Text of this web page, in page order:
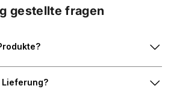
gestellte fragen